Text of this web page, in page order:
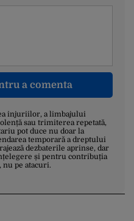
a comenta
injuriilor, a limbajului
sau trimiterea repetată,
pot duce nu doar la
temporară a dreptului
dezbaterile aprinse, dar
și pentru contribuția
nu pe atacuri.